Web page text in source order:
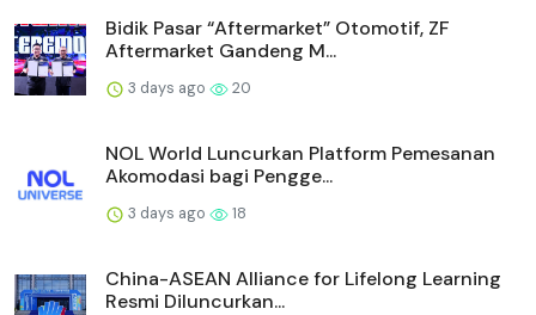
Bidik Pasar “Aftermarket” Otomotif, ZF
Aftermarket Gandeng M...
3 days ago 20
NOL World Luncurkan Platform Pemesanan
Akomodasi bagi Pengge...
3 days ago 18
China-ASEAN Alliance for Lifelong Learning
Resmi Diluncurkan...